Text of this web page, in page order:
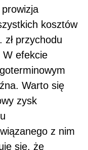
kosztów
przychodu
W efekcie
Warto się
zysk
z nim
się, że